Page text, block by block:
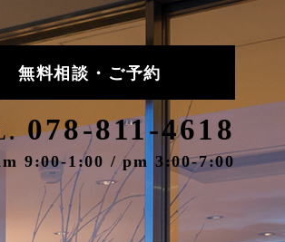
無料相談・ご予約
078-811-4618
9:00-1:00 / pm 3:00-7:00